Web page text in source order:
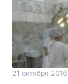
21 октября 2016